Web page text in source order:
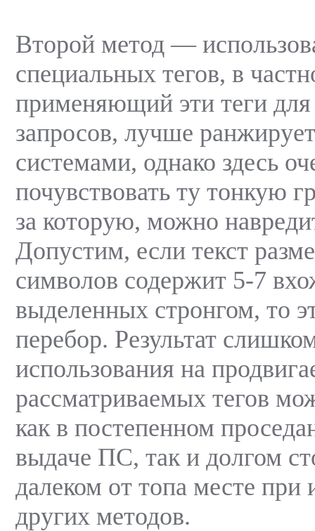
Второй метод —
специальных тегов, в
применяющий эти теги
запросов, лучше
системами, однако здесь
почувствовать ту тонкую
за которую, можно
Допустим, если текст
символов содержит 5-7
выделенных стронгом, то
перебор. Результат
использования на
рассматриваемых тегов
как в постепенном
выдаче ПС, так и долгом
далеком от топа месте при
других методов.